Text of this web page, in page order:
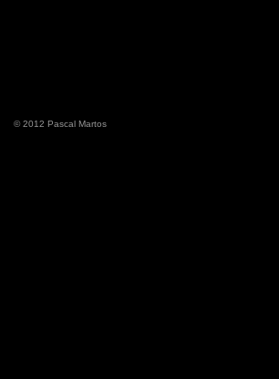
© 2012 Pascal Martos